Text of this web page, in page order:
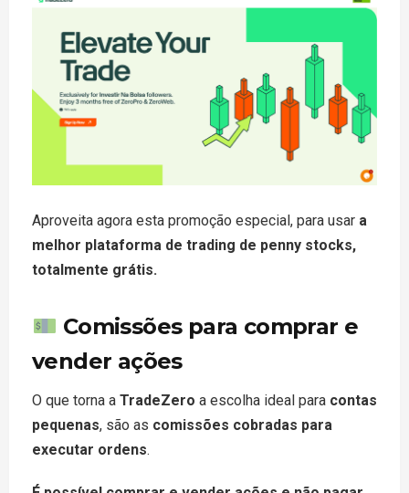
Aproveita agora esta promoção especial, para usar a
melhor plataforma de trading de penny stocks,
totalmente grátis.
Comissões para comprar e
vender ações
O que torna a TradeZero a escolha ideal para contas
pequenas, são as comissões cobradas para
executar ordens.